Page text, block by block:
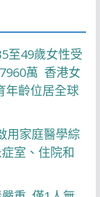
至49歲女性受
萬 香港女
年齡位居全球
用家庭醫學綜
室、住院和